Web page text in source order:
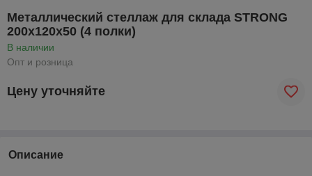
Металлический стеллаж для склада STRONG
200х120х50 (4 полки)
В наличии
Опт и розница
Цену уточняйте
Описание